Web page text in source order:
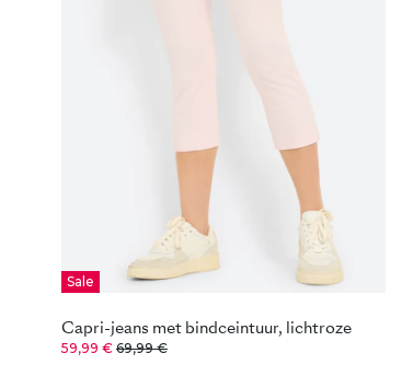
Sale
Capri-jeans met bindceintuur, lichtroze
59,99 € 69,99 €